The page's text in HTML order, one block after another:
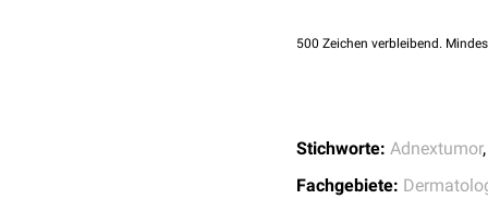
500 Zeichen verbleibend.
Stichworte: Adnextumor,
Fachgebiete: